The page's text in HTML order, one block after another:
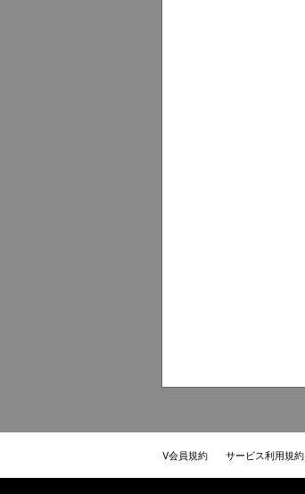
V会員規約 サービス利用規約